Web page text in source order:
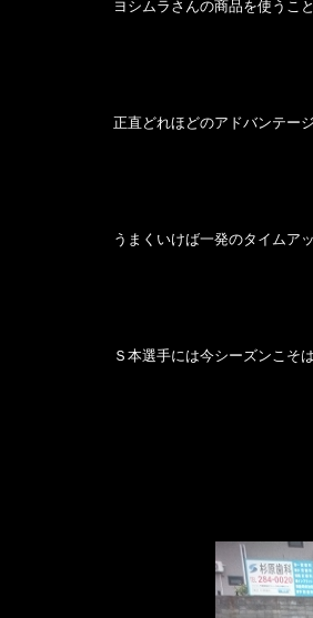
ヨシムラさんの商品を使うこ
正直どれほどのアドバンテー
うまくいけば一発のタイムア
Ｓ本選手には今シーズンこそ